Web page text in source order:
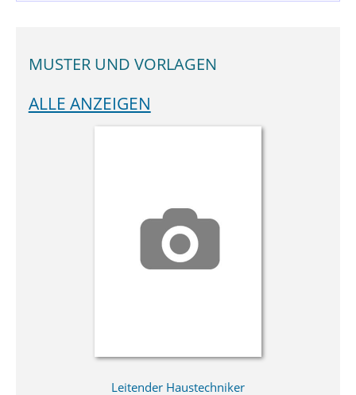
MUSTER UND VORLAGEN
ALLE ANZEIGEN
Leitender Haustechniker